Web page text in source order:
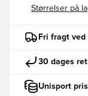
Størrelser på
Fri fragt
30 dages
Unisport